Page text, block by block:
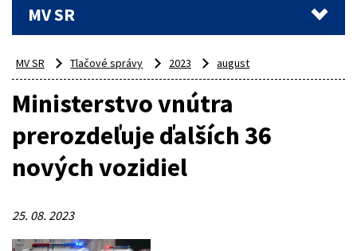
MV SR
MV SR Tlačové správy 2023 august
Ministerstvo vnútra
prerozdeľuje ďalších 36
nových vozidiel
25. 08. 2023